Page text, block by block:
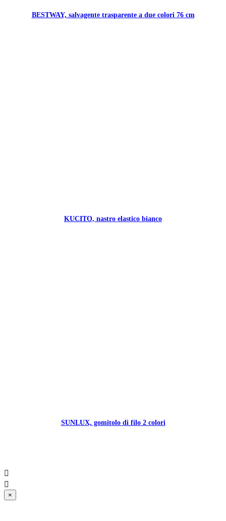
BESTWAY, salvagente trasparente a due colori 76 cm
KUCITO, nastro elastico bianco
SUNLUX, gomitolo di filo 2 colori


×